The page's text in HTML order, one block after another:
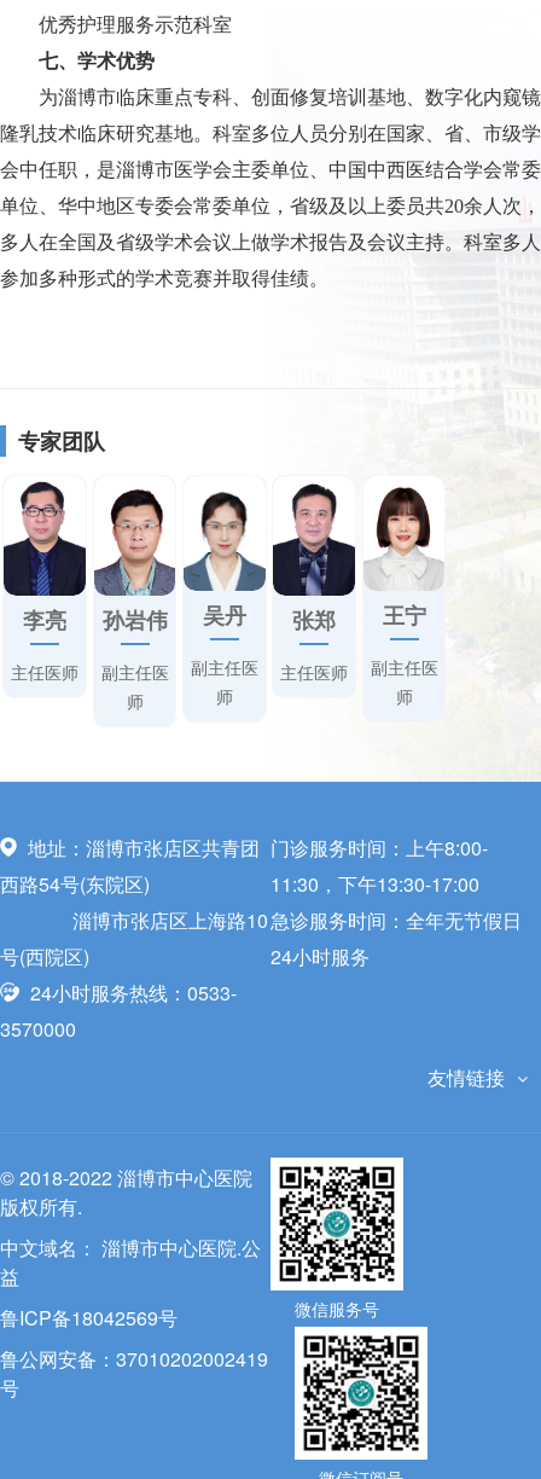
优秀护理服务示范科室
七、学术优势
为淄博市临床重点专科、创面修复培训基地、数字化内窥镜
隆乳技术临床研究基地。科室多位人员分别在国家、省、市级学
会中任职，是淄博市医学会主委单位、中国中西医结合学会常委
单位、华中地区专委会常委单位，省级及以上委员共20余人次，
多人在全国及省级学术会议上做学术报告及会议主持。科室多人
参加多种形式的学术竞赛并取得佳绩。
专家团队
李亮
主任医师
孙岩伟
副主任医
师
吴丹
副主任医
师
张郑
主任医师
王宁
副主任医
师
地址：淄博市张店区共青团
西路54号(东院区)
淄博市张店区上海路10
号(西院区)
24小时服务热线：0533-
3570000
门诊服务时间：上午8:00-
11:30，下午13:30-17:00
急诊服务时间：全年无节假日
24小时服务
友情链接
© 2018-2022 淄博市中心医院
版权所有.
中文域名： 淄博市中心医院.公
益
鲁ICP备18042569号
鲁公网安备：37010202002419
号
微信服务号